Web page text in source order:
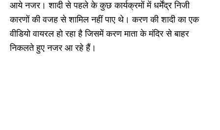
आये नजर। शादी से पहले के कुछ कार्यक्रमों में धर्मेंद्र निजी
कारणों की वजह से शामिल नहीं पाए थे। करण की शादी का एक
वीडियो वायरल हो रहा है जिसमें करण माता के मंदिर से बाहर
निकलते हुए नजर आ रहे हैं।